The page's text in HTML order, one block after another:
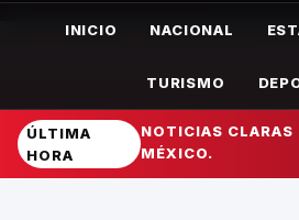
INICIO NACIONAL
TURISMO
ÚLTIMA
HORA
NOTICIAS CLARAS
MÉXICO.